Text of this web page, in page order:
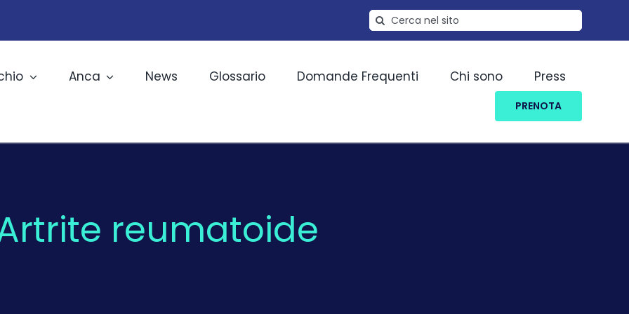
Cerca
per:
Anca News Glossario Domande Frequenti Chi sono Press
PRENOTA
reumatoide